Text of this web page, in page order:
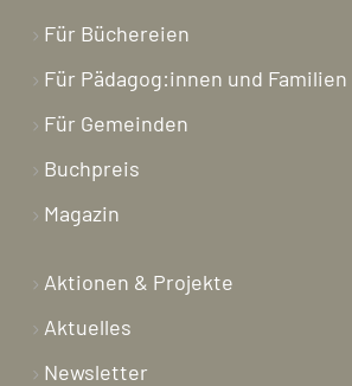
Für Büchereien
Für Pädagog:innen und Familien
Für Gemeinden
Buchpreis
Magazin
Aktionen & Projekte
Aktuelles
Newsletter